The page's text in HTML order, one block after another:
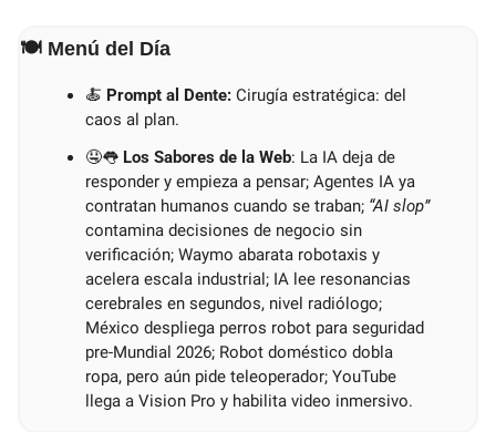
🍽️ Menú del Día
🍝 Prompt al Dente: Cirugía estratégica: del
caos al plan.
🤤👅 Los Sabores de la Web: La IA deja de
responder y empieza a pensar; Agentes IA ya
contratan humanos cuando se traban;
“AI slop”
contamina decisiones de negocio sin
verificación; Waymo abarata robotaxis y
acelera escala industrial; IA lee resonancias
cerebrales en segundos, nivel radiólogo;
México despliega perros robot para seguridad
pre-Mundial 2026; Robot doméstico dobla
ropa, pero aún pide teleoperador; YouTube
llega a Vision Pro y habilita video inmersivo.